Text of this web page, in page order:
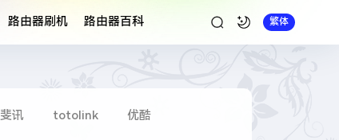
路由器刷机 路由器百科 繁体
斐讯 totolink
优酷